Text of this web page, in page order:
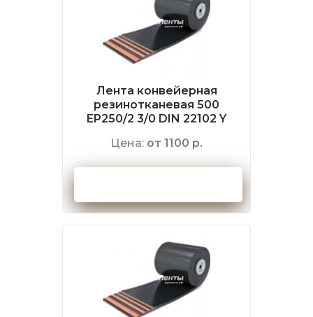
Лента конвейерная
резинотканевая 500
EP250/2 3/0 DIN 22102 Y
Цена: от 1100 р.